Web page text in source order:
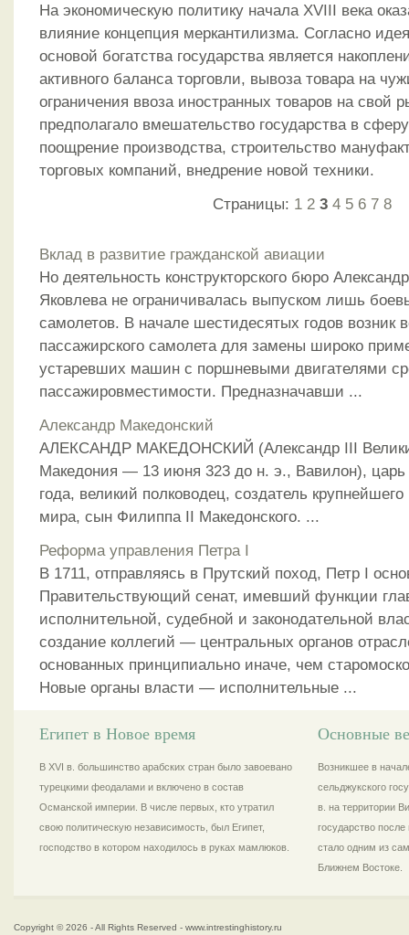
На экономическую политику начала XVIII века
влияние концепция меркантилизма. Согласно
основой богатства государства является
активного баланса торговли, вывоза товара на
ограничения ввоза иностранных товаров на свой
предполагало вмешательство государства в
поощрение производства, строительство
торговых компаний, внедрение новой техники.
Страницы: 1 2 3 4 5 6 7 8
Вклад в развитие гражданской авиации
Но деятельность конструкторского бюро
Яковлева не ограничивалась выпуском лишь
самолетов. В начале шестидесятых годов возник
пассажирского самолета для замены широко
устаревших машин с поршневыми двигателями
пассажировместимости. Предназначавши ...
Александр Македонский
АЛЕКСАНДР МАКЕДОНСКИЙ (Александр III
Македония — 13 июня 323 до н. э., Вавилон),
года, великий полководец, создатель крупнейшего
мира, сын Филиппа II Македонского. ...
Реформа управления Петра I
В 1711, отправляясь в Прутский поход, Петр I
Правительствующий сенат, имевший функции
исполнительной, судебной и законодательной
создание коллегий — центральных органов
основанных принципиально иначе, чем
Новые органы власти — исполнительные ...
Египет в Новое время
В XVI в. большинство арабских стран было завоевано
турецкими феодалами и включено в состав
Османской империи. В числе первых, кто утратил
свою политическую независимость, был Египет,
господство в котором находилось в руках мамлюков.
Основные
Возникшее в
сельджукского
в. на территории
государство после
стало одним из
Ближнем Востоке.
Copyright © 2026 - All Rights Reserved - www.intrestinghistory.ru